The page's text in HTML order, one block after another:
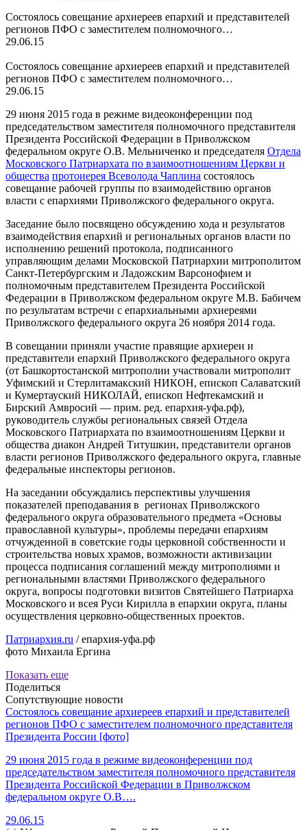
Состоялось совещание архиереев епархий и представителей
регионов ПФО с заместителем полномочного…
29.06.15
Состоялось совещание архиереев епархий и представителей
регионов ПФО с заместителем полномочного…
29.06.15
29 июня 2015 года в режиме видеоконференции под
председательством заместителя полномочного представителя
Президента Российской Федерации в Приволжском
федеральном округе О.В. Мельниченко и председателя Отдела
Московского Патриархата по взаимоотношениям Церкви и
общества протоиерея Всеволода Чаплина состоялось
совещание рабочей группы по взаимодействию органов
власти с епархиями Приволжского федерального округа.
Заседание было посвящено обсуждению хода и результатов
взаимодействия епархий и региональных органов власти по
исполнению решений протокола, подписанного
управляющим делами Московской Патриархии митрополитом
Санкт-Петербургским и Ладожским Варсонофием и
полномочным представителем Президента Российской
Федерации в Приволжском федеральном округе М.В. Бабичем
по результатам встречи с епархиальными архиереями
Приволжского федерального округа 26 ноября 2014 года.
В совещании приняли участие правящие архиереи и
представители епархий Приволжского федерального округа
(от Башкортостанской митрополии участвовали митрополит
Уфимский и Стерлитамакский НИКОН, епископ Салаватский
и Кумертауский НИКОЛАЙ, епископ Нефтекамский и
Бирский Амвросий — прим. ред. епархия-уфа.рф),
руководитель службы региональных связей Отдела
Московского Патриархата по взаимоотношениям Церкви и
общества диакон Андрей Титушкин, представители органов
власти регионов Приволжского федерального округа, главные
федеральные инспекторы регионов.
На заседании обсуждались перспективы улучшения
показателей преподавания в регионах Приволжского
федерального округа образовательного предмета «Основы
православной культуры», проблемы передачи епархиям
отчужденной в советские годы церковной собственности и
строительства новых храмов, возможности активизации
процесса подписания соглашений между митрополиями и
региональными властями Приволжского федерального
округа, вопросы подготовки визитов Святейшего Патриарха
Московского и всея Руси Кирилла в епархии округа, планы
осуществления церковно-общественных проектов.
Патриархия.ru / епархия-уфа.рф
фото Михаила Ергина
Показать еще
Поделиться
Сопутствующие новости
Состоялось совещание архиереев епархий и представителей
регионов ПФО с заместителем полномочного представителя
Президента России [фото]
29 июня 2015 года в режиме видеоконференции под
председательством заместителя полномочного представителя
Президента Российской Федерации в Приволжском
федеральном округе О.В….
29.06.15